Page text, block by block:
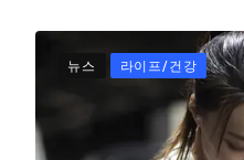
뉴스 라이프/건강